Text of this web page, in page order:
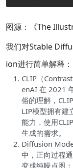
图源：《The
我们对Stable
ion进行简单解释：
CLIP（
enAI 在 2021
俗的理解，
LIP模型拥有建
能力，使用
生成的需求。
Diffusion
中，正向过程
变成纯噪点图